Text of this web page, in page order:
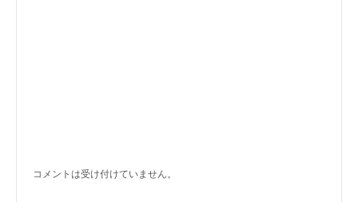
コメントは受け付けていません。